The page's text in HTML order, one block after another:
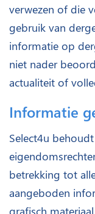
verwezen of die
gebruik van
informatie op
niet nader
actualiteit of
Informatie
Select4u
betrekking tot
aangeboden
grafisch